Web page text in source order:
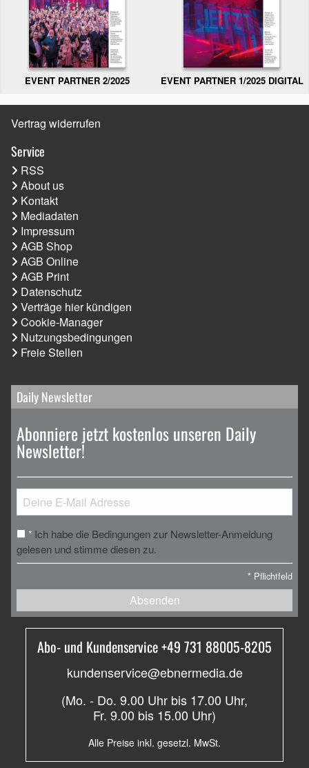
EVENT PARTNER 2/2025 EVENT PARTNER 1/2025 DIGITAL
Vertrag widerrufen
Service
RSS
About us
Kontakt
Mediadaten
Impressum
AGB Shop
AGB Online
AGB Print
Datenschutz
Verträge hier kündigen
Cookie-Manager
Nutzungsbedingungen
Freie Stellen
Daily Newsletter
Abonniere jetzt kostenlos unseren Daily
Newsletter!
* Ich habe die Bedingungen zur Newsletter-Anmeldung
gelesen und stimme diesen zu.
* Pflichtfeld
Absenden
Abo- und Kundenservice +49 731 88005-8205
kundenservice@ebnermedia.de
(Mo. - Do. 9.00 Uhr bis 17.00 Uhr,
Fr. 9.00 bis 15.00 Uhr)
Alle Preise inkl. gesetzl. MwSt.